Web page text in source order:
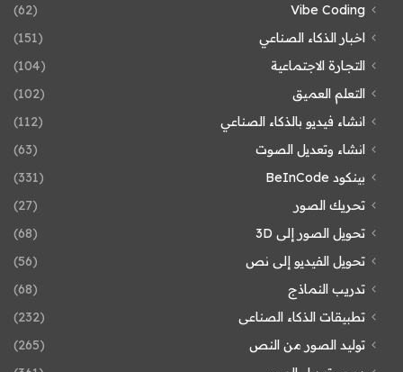
Vibe Coding
(62)
اخبار الذكاء الصناعي
(151)
التجارة الاجتماعية
(104)
التعلم العميق
(102)
انشاء فيديو بالذكاء الصناعي
(112)
انشاء وتعديل الصوت
(63)
بينكود BeInCode
(331)
تحريك الصور
(27)
تحويل الصور إلى 3D
(68)
تحويل الفيديو إلى نص
(56)
تدريب النماذج
(68)
تطبيقات الذكاء الصناعى
(232)
توليد الصور من النص
(265)